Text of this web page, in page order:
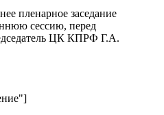
пленарное заседание
сессию, перед
ЦК КПРФ Г.А.